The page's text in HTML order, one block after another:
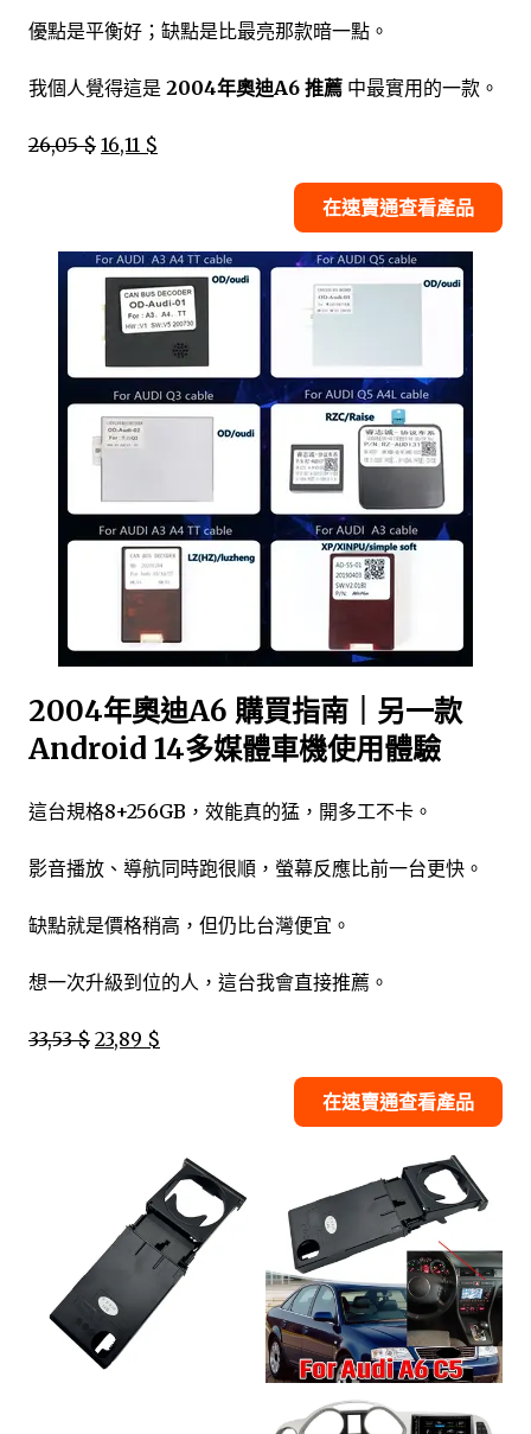
優點是平衡好；缺點是比最亮那款暗一點。
我個人覺得這是 2004年奧迪A6 推薦 中最實用的一款。
26,05 $ 16,11 $
在速賣通查看產品
2004年奧迪A6 購買指南｜另一款
Android 14多媒體車機使用體驗
這台規格8+256GB，效能真的猛，開多工不卡。
影音播放、導航同時跑很順，螢幕反應比前一台更快。
缺點就是價格稍高，但仍比台灣便宜。
想一次升級到位的人，這台我會直接推薦。
33,53 $ 23,89 $
在速賣通查看產品